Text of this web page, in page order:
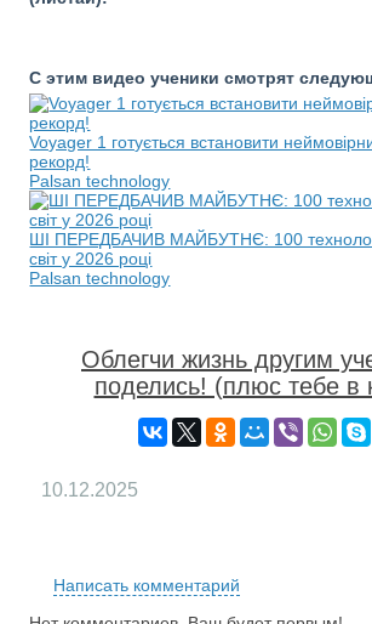
С этим видео ученики смотрят
Voyager 1 готується встановити
рекорд!
Palsan technology
ШІ ПЕРЕДБАЧИВ МАЙБУТНЄ: 100
світ у 2026 році
Palsan technology
Облегчи жизнь другим
поделись! (плюс тебе в
10.12.2025
Написать комментарий